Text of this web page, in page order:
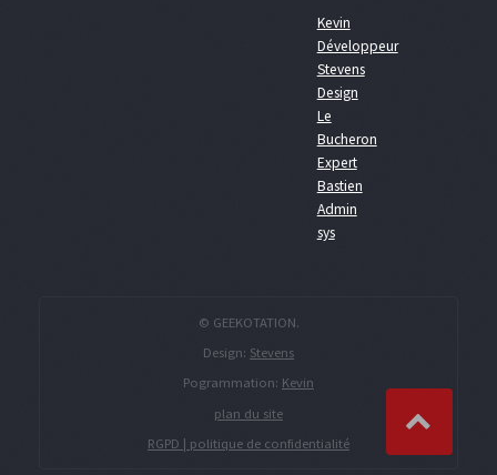
Kevin
Développeur
Stevens
Design
Le
Bucheron
Expert
Bastien
Admin
sys
© GEEKOTATION.
Design: Stevens
Pogrammation: Kevin
plan du site
RGPD | politique de confidentialité